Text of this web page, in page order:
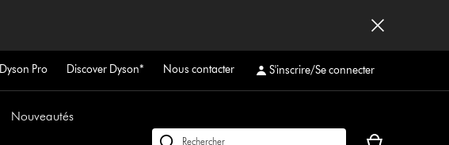
Dyson Pro Discover Dyson* Nous contacter S'inscrire/Se connecter
Nouveautés
Votre